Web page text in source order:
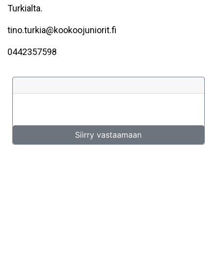
Turkialta.
tino.turkia@kookoojuniorit.fi
0442357598